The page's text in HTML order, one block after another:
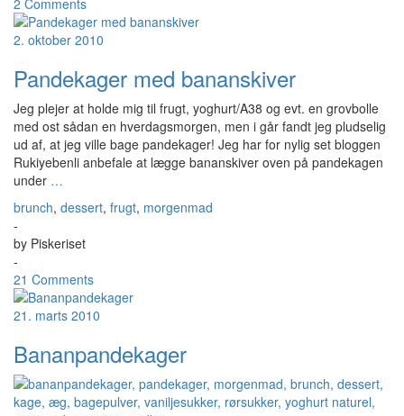
2 Comments
2. oktober 2010
Pandekager med bananskiver
Jeg plejer at holde mig til frugt, yoghurt/A38 og evt. en grovbolle
med ost sådan en hverdagsmorgen, men i går fandt jeg pludselig
ud af, at jeg ville bage pandekager! Jeg har for nylig set bloggen
Rukiyebenli anbefale at lægge bananskiver oven på pandekagen
under …
brunch, dessert, frugt, morgenmad
-
by Piskeriset
-
21 Comments
21. marts 2010
Bananpandekager